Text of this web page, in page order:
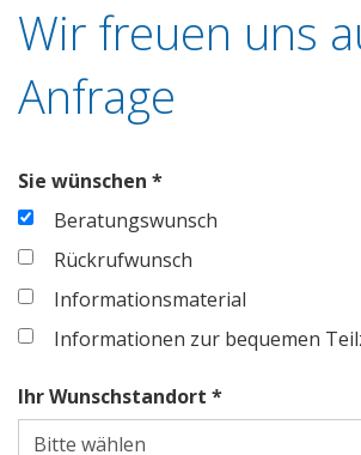
Wir freuen uns
Anfrage
Sie wünschen *
Beratungswunsch
Rückrufwunsch
Informationsmaterial
Informationen zur bequemen
Ihr Wunschstandort *